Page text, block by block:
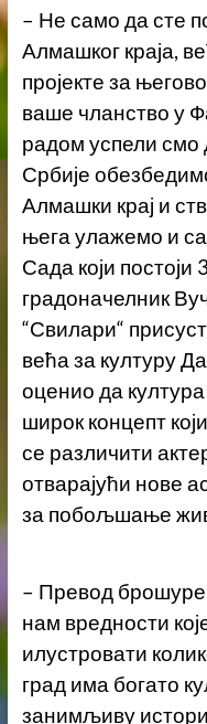
– Не само да сте
Алмашког краја,
пројекте за
ваше чланство у
радом успели смо
Србије
Алмашки крај и
њега улажемо и
Сада који постоји
градоначелник
“Свилари“
већа за културу
оценио да
широк концепт
се различити
отварајући нове
за побољшање
– Превод
нам вредности
илустровати
град има богато
занимљиву